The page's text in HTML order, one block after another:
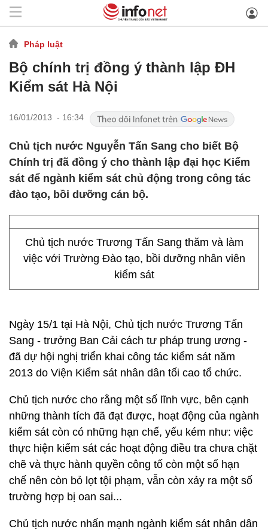
Pháp luật
Bộ chính trị đồng ý thành lập ĐH
Kiểm sát Hà Nội
16/01/2013 - 16:34
Chủ tịch nước Nguyễn Tấn Sang cho biết Bộ
Chính trị đã đồng ý cho thành lập đại học Kiểm
sát để ngành kiểm sát chủ động trong công tác
đào tạo, bồi dưỡng cán bộ.
Chủ tịch nước Trương Tấn Sang thăm và làm
việc với Trường Đào tạo, bồi dưỡng nhân viên
kiểm sát
Ngày 15/1 tại Hà Nội, Chủ tịch nước Trương Tấn
Sang - trưởng Ban Cải cách tư pháp trung ương -
đã dự hội nghị triển khai công tác kiểm sát năm
2013 do Viện Kiểm sát nhân dân tối cao tổ chức.
Chủ tịch nước cho rằng một số lĩnh vực, bên cạnh
những thành tích đã đạt được, hoạt động của ngành
kiểm sát còn có những hạn chế, yếu kém như: việc
thực hiện kiểm sát các hoạt động điều tra chưa chặt
chẽ và thực hành quyền công tố còn một số hạn
chế nên còn bỏ lọt tội phạm, vẫn còn xảy ra một số
trường hợp bị oan sai...
Chủ tịch nước nhấn mạnh ngành kiểm sát nhân dân